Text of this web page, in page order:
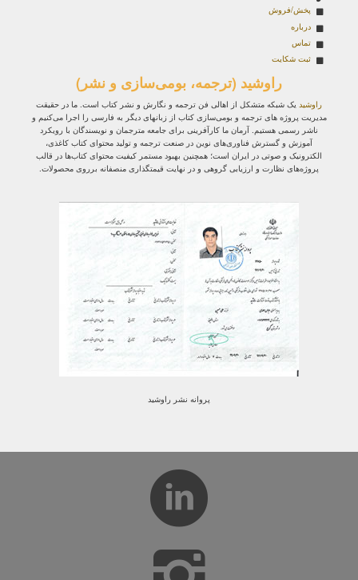
پخش/فروش
درباره
تماس
ثبت شکایت
راوشید (ترجمه، بومی‌سازی و نشر)
راوشید یک شبکه متشکل از اهالی فن ترجمه و نگارش و نشر کتاب است. ما در حقیقت
مدیریت پروژه‌ های ترجمه و بومی‌سازی کتاب از زبانهای دیگر به فارسی را اجرا می‌کنیم و
ناشر رسمی هستیم. آرمان ما کارآفرینی برای جامعه مترجمان و نویسندگان با رویکرد
آموزش و گسترش فناوری‌های نوین در صنعت ترجمه و تولید محتوای کتاب کاغذی،
الکترونیک و صوتی در ایران است؛ همچنین بهبود مستمر کیفیت محتوای کتاب‌ها در قالب
پروژه‌های نظارت و ارزیابی گروهی و در نهایت قیمتگذاری منصفانه برروی محصولات.
پروانه نشر راوشید